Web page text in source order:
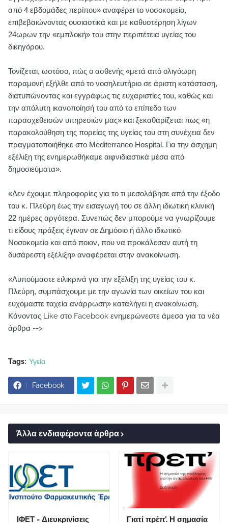
από 4 εβδομάδες περίπου» αναφέρει το νοσοκομείο,
επιβεβαιώνοντας ουσιαστικά και με καθυστέρηση λίγων
24ωρων την «εμπλοκή» του στην περιπέτεια υγείας του
δικηγόρου.
Τονίζεται, ωστόσο, πώς ο ασθενής «μετά από ολιγόωρη
παραμονή εξήλθε από το νοσηλευτήριο σε άριστη κατάσταση,
διατυπώνοντας και εγγράφως τις ευχαριστίες του, καθώς και
την απόλυτη ικανοποίησή του από το επίπεδο των
παρασχεθεισών υπηρεσιών μας» και ξεκαθαρίζεται πως «η
παρακολούθηση της πορείας της υγείας του στη συνέχεια δεν
πραγματοποιήθηκε στο Mediterraneo Hospital. Για την άσχημη
εξέλιξη της ενημερωθήκαμε αιφνιδιαστικά μέσα από
δημοσιεύματα».
«Δεν έχουμε πληροφορίες για το τι μεσολάβησε από την έξοδο
του κ. Πλεύρη έως την εισαγωγή του σε άλλη ιδιωτική κλινική
22 ημέρες αργότερα. Συνεπώς δεν μπορούμε να γνωρίζουμε
τι είδους πράξεις έγιναν σε Δημόσιο ή άλλο ιδιωτικό
Νοσοκομείο και από ποιον, που να προκάλεσαν αυτή τη
δυσάρεστη εξέλιξη» αναφέρεται στην ανακοίνωση.
«Λυπούμαστε ειλικρινά για την εξέλιξη της υγείας του κ.
Πλεύρη, συμπάσχουμε με την αγωνία των οικείων του και
ευχόμαστε ταχεία ανάρρωση» καταλήγει η ανακοίνωση.
Κάνοντας Like στο Facebook ενημερώνεστε άμεσα για τα νέα
άρθρα -->
Tags: Υγεία
Facebook
Άλλα ενδιαφέροντα άρθρα
ΙΦΕΤ - Διευκρινίσεις Γιατί πρέπ’. Η σημασία